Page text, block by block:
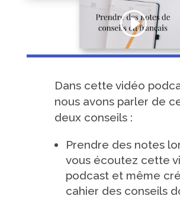
Dans cette vidéo
nous avons parler de
deux conseils :
Prendre des notes
vous écoutez cette
podcast et même
cahier des conseils